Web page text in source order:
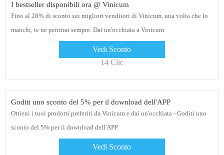
I bestseller disponibili ora @ Vinicum
Fino al 28% di sconto sui migliori venditori di Vinicum, una volta che lo
manchi, te ne pentirai sempre. Dai un'occhiata a Vinicum
Vedi Sconto
14 Clic
Goditi uno sconto del 5% per il download dell'APP
Ottieni i tuoi prodotti preferiti da Vinicum e dai un'occhiata - Goditi uno
sconto del 5% per il download dell'APP
Vedi Sconto